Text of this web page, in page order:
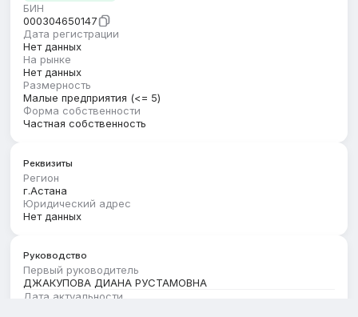
БИН
000304650147
Дата регистрации
Нет данных
На рынке
Нет данных
Размерность
Малые предприятия (<= 5)
Форма собственности
Частная собственность
Реквизиты
Регион
г.Астана
Юридический адрес
Нет данных
Руководство
Первый руководитель
ДЖАКУПОВА ДИАНА РУСТАМОВНА
Дата актуальности